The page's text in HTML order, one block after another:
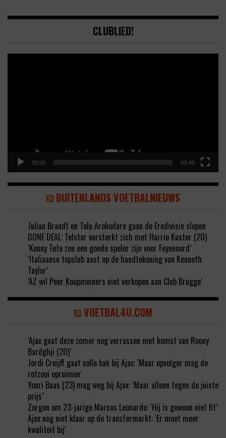
CLUBLIED!
00:00 03:46
BUITENLANDS VOETBALNIEUWS
Julian Brandt en Tolu Arokodare gaan de Eredivisie slopen
DONE DEAL: Telstar versterkt zich met Harrie Kuster (20)
‘Kenny Tete zou een goede speler zijn voor Feyenoord’
‘Italiaanse topclub aast op de handtekening van Kenneth
Taylor’
‘AZ wil Peer Koopmeiners niet verkopen aan Club Brugge’
VOETBAL4U.COM
‘Ajax gaat deze zomer nog verrassen met komst van Roony
Bardghji (20)’
Jordi Cruijff gaat volle bak bij Ajax: ‘Maar opvolger mag de
rotzooi opruimen’
Youri Baas (23) mag weg bij Ajax: ‘Maar alleen tegen de juiste
prijs’
Zorgen om 23-jarige Marcos Leonardo: ‘Hij is gewoon niet fit’
Ajax nog niet klaar op de transfermarkt: ‘Er moet meer
kwaliteit bij’